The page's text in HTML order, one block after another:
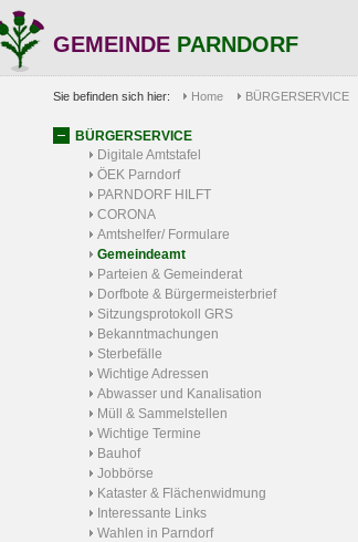
GEMEINDE PARNDORF
Sie befinden sich hier: Home BÜRGERSERVICE
BÜRGERSERVICE
Digitale Amtstafel
ÖEK Parndorf
PARNDORF HILFT
CORONA
Amtshelfer/ Formulare
Gemeindeamt
Parteien & Gemeinderat
Dorfbote & Bürgermeisterbrief
Sitzungsprotokoll GRS
Bekanntmachungen
Sterbefälle
Wichtige Adressen
Abwasser und Kanalisation
Müll & Sammelstellen
Wichtige Termine
Bauhof
Jobbörse
Kataster & Flächenwidmung
Interessante Links
Wahlen in Parndorf